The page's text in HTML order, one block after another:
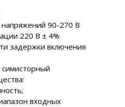
90-270 В
220 В ± 4%
задержки включения
симисторный
входных